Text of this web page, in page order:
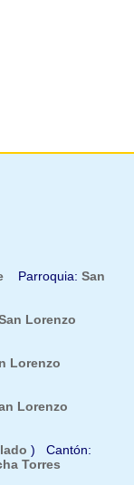
Parroquia: San
Lorenzo
Lorenzo
Lorenzo
) Cantón:
Torres